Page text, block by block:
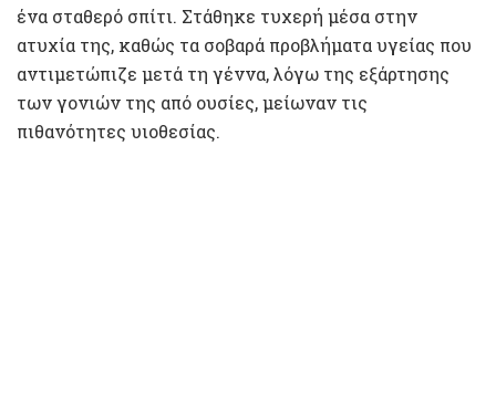
ένα σταθερό σπίτι. Στάθηκε τυχερή μέσα στην
ατυχία της, καθώς τα σοβαρά προβλήματα υγείας που
αντιμετώπιζε μετά τη γέννα, λόγω της εξάρτησης
των γονιών της από ουσίες, μείωναν τις
πιθανότητες υιοθεσίας.